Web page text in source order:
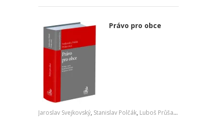
Právo pro obce
Jaroslav Svejkovský, Stanislav Polčák, Luboš Průša,a kol.